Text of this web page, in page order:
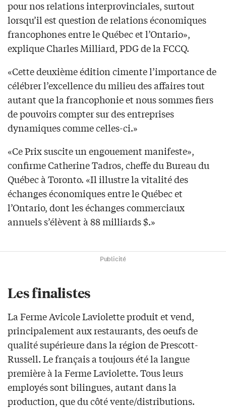
pour nos relations interprovinciales, surtout
lorsqu’il est question de relations économiques
francophones entre le Québec et l’Ontario»,
explique Charles Milliard, PDG de la FCCQ.
«Cette deuxième édition cimente l’importance de
célébrer l’excellence du milieu des affaires tout
autant que la francophonie et nous sommes fiers
de pouvoirs compter sur des entreprises
dynamiques comme celles-ci.»
«Ce Prix suscite un engouement manifeste»,
confirme Catherine Tadros, cheffe du Bureau du
Québec à Toronto. «Il illustre la vitalité des
échanges économiques entre le Québec et
l’Ontario, dont les échanges commerciaux
annuels s’élèvent à 88 milliards $.»
Publicité
Les finalistes
La Ferme Avicole Laviolette produit et vend,
principalement aux restaurants, des oeufs de
qualité supérieure dans la région de Prescott-
Russell. Le français a toujours été la langue
première à la Ferme Laviolette. Tous leurs
employés sont bilingues, autant dans la
production, que du côté vente/distributions.